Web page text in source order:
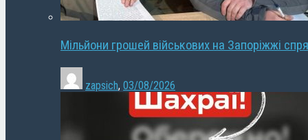
Мільйони грошей військових на Запоріжжі
zapsich, 03/08/2026